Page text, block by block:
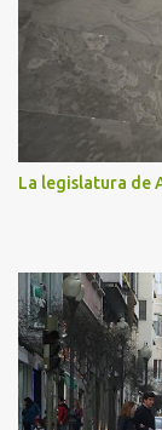
La legislatura de